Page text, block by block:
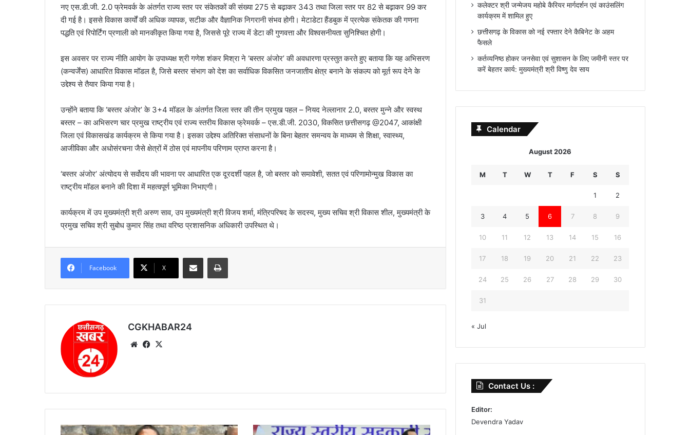
नए एस.डी.जी. 2.0 फ्रेमवर्क के अंतर्गत राज्य स्तर पर संकेतकों की संख्या 275 से बढ़ाकर 343 तथा जिला स्तर पर 82 से बढ़ाकर 99 कर
दी गई है। इससे विकास कार्यों की अधिक व्यापक, सटीक और वैज्ञानिक निगरानी संभव होगी। मेटाडेटा हैंडबुक में प्रत्येक संकेतक की गणना
पद्धति एवं रिपोर्टिंग प्रणाली को मानकीकृत किया गया है, जिससे पूरे राज्य में डेटा की गुणवत्ता और विश्वसनीयता सुनिश्चित होगी।
इस अवसर पर राज्य नीति आयोग के उपाध्यक्ष श्री गणेश शंकर मिश्रा ने ‘बस्तर अंजोर’ की अवधारणा प्रस्तुत करते हुए बताया कि यह अभिसरण
(कन्वर्जेंस) आधारित विकास मॉडल है, जिसे बस्तर संभाग को देश का सर्वाधिक विकसित जनजातीय क्षेत्र बनाने के संकल्प को मूर्त रूप देने के
उद्देश्य से तैयार किया गया है।
उन्होंने बताया कि ‘बस्तर अंजोर’ के 3+4 मॉडल के अंतर्गत जिला स्तर की तीन प्रमुख पहल – नियद नेल्लानार 2.0, बस्तर मुन्ने और स्वस्थ
बस्तर – का अभिसरण चार प्रमुख राष्ट्रीय एवं राज्य स्तरीय विकास फ्रेमवर्क – एस.डी.जी. 2030, विकसित छत्तीसगढ़ @2047, आकांक्षी
जिला एवं विकासखंड कार्यक्रम से किया गया है। इसका उद्देश्य अतिरिक्त संसाधनों के बिना बेहतर समन्वय के माध्यम से शिक्षा, स्वास्थ्य,
आजीविका और अधोसंरचना जैसे क्षेत्रों में ठोस एवं मापनीय परिणाम प्राप्त करना है।
‘बस्तर अंजोर’ अंत्योदय से सर्वोदय की भावना पर आधारित एक दूरदर्शी पहल है, जो बस्तर को समावेशी, सतत एवं परिणामोन्मुख विकास का
राष्ट्रीय मॉडल बनाने की दिशा में महत्वपूर्ण भूमिका निभाएगी।
कार्यक्रम में उप मुख्यमंत्री श्री अरुण साव, उप मुख्यमंत्री श्री विजय शर्मा, मंत्रिपरिषद के सदस्य, मुख्य सचिव श्री विकास शील, मुख्यमंत्री के
प्रमुख सचिव श्री सुबोध कुमार सिंह तथा वरिष्ठ प्रशासनिक अधिकारी उपस्थित थे।
Facebook X
CGKHABAR24
We Fa
मु
ते
कलेक्टर श्री जन्मेजय महोबे कैरियर मार्गदर्शन एवं काउंसलिंग
कार्यक्रम में शामिल हुए
छत्तीसगढ़ के विकास को नई रफ्तार देने कैबिनेट के अहम
फैसले
कर्तव्यनिष्ठ होकर जनसेवा एवं सुशासन के लिए जमीनी स्तर पर
करें बेहतर कार्य: मुख्यमंत्री श्री विष्णु देव साय
Calendar
August 2026
M T W T F S S
1 2
3 4 5 6 7 8 9
10 11 12 13 14 15 16
17 18 19 20 21 22 23
24 25 26 27 28 29 30
31
« Jul
Contact Us :
Editor:
Devendra Yadav